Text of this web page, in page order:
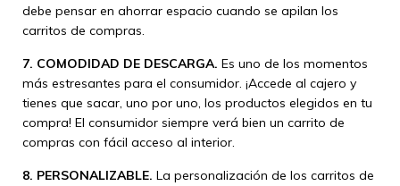
debe pensar en ahorrar espacio cuando se apilan los
carritos de compras.
7. COMODIDAD DE DESCARGA. Es uno de los momentos
más estresantes para el consumidor. ¡Accede al cajero y
tienes que sacar, uno por uno, los productos elegidos en tu
compra! El consumidor siempre verá bien un carrito de
compras con fácil acceso al interior.
8. PERSONALIZABLE. La personalización de los carritos de